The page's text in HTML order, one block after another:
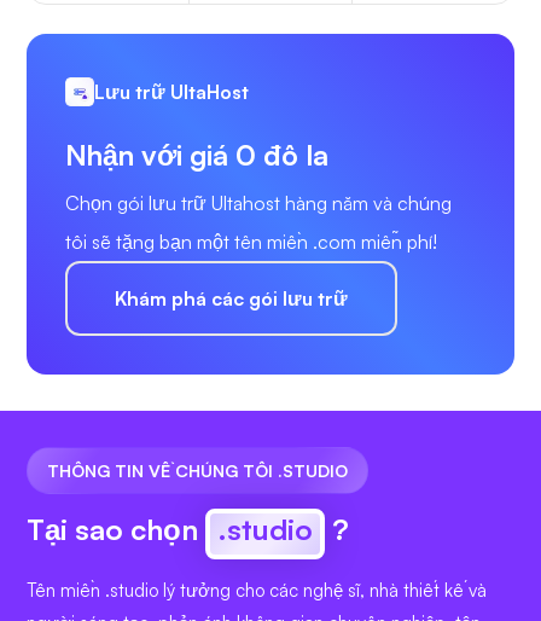
Lưu trữ UltaHost
Nhận với giá 0 đô la
Chọn gói lưu trữ Ultahost hàng năm và chúng
tôi sẽ tặng bạn một tên miền .com miễn phí!
Khám phá các gói lưu trữ
THÔNG TIN VỀ CHÚNG TÔI .STUDIO
Tại sao chọn .studio ?
Tên miền .studio lý tưởng cho các nghệ sĩ, nhà thiết kế và